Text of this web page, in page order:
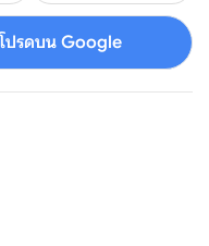
ปรดบน Google